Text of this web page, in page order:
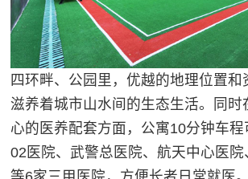
四环畔、公园里，优越的地理位置和
滋养着城市山水间的生态生活。同时
心的医养配套方面，公寓10分钟车
02医院、武警总医院、航天中心医